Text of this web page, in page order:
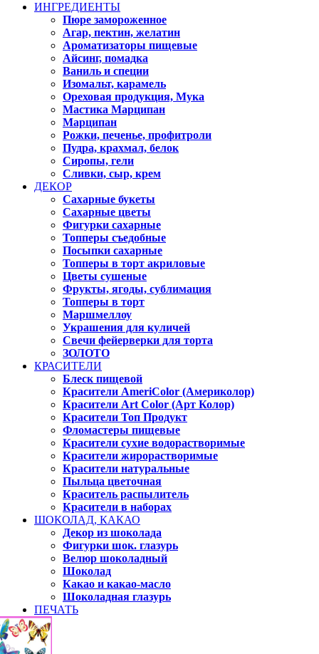
ИНГРЕДИЕНТЫ
Пюре замороженное
Агар, пектин, желатин
Ароматизаторы пищевые
Айсинг, помадка
Ваниль и специи
Изомальт, карамель
Ореховая продукция, Мука
Мастика Марципан
Марципан
Рожки, печенье, профитроли
Пудра, крахмал, белок
Сиропы, гели
Сливки, сыр, крем
ДЕКОР
Сахарные букеты
Сахарные цветы
Фигурки сахарные
Топперы съедобные
Посыпки сахарные
Топперы в торт акриловые
Цветы сушеные
Фрукты, ягоды, сублимация
Топперы в торт
Маршмеллоу
Украшения для куличей
Свечи фейерверки для торта
ЗОЛОТО
КРАСИТЕЛИ
Блеск пищевой
Красители AmeriColor (Америколор)
Красители Art Color (Арт Колор)
Красители Топ Продукт
Фломастеры пищевые
Красители сухие водорастворимые
Красители жирорастворимые
Красители натуральные
Пыльца цветочная
Краситель распылитель
Красители в наборах
ШОКОЛАД, КАКАО
Декор из шоколада
Фигурки шок. глазурь
Велюр шоколадный
Шоколад
Какао и какао-масло
Шоколадная глазурь
ПЕЧАТЬ